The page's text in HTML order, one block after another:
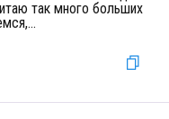
так много больших
...